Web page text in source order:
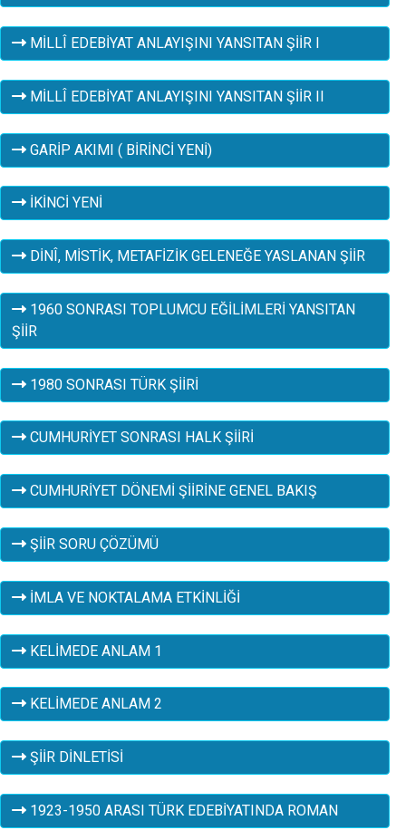
MİLLÎ EDEBİYAT ANLAYIŞINI YANSITAN ŞİİR I
MİLLÎ EDEBİYAT ANLAYIŞINI YANSITAN ŞİİR II
GARİP AKIMI ( BİRİNCİ YENİ)
İKİNCİ YENİ
DİNÎ, MİSTİK, METAFİZİK GELENEĞE YASLANAN ŞİİR
1960 SONRASI TOPLUMCU EĞİLİMLERİ YANSITAN
ŞİİR
1980 SONRASI TÜRK ŞİİRİ
CUMHURİYET SONRASI HALK ŞİİRİ
CUMHURİYET DÖNEMİ ŞİİRİNE GENEL BAKIŞ
ŞİİR SORU ÇÖZÜMÜ
İMLA VE NOKTALAMA ETKİNLİĞİ
KELİMEDE ANLAM 1
KELİMEDE ANLAM 2
ŞİİR DİNLETİSİ
1923-1950 ARASI TÜRK EDEBİYATINDA ROMAN